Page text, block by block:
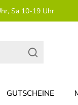
Sa 10-19 Uhr
GUTSCHEINE